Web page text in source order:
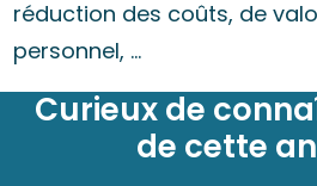
réduction des coûts, de
personnel, …
Curieux de
de cette